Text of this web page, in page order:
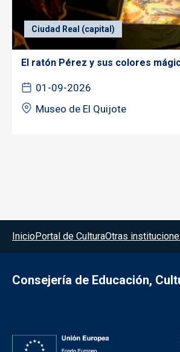
Ciudad Real (capital)
El ratón Pérez y sus colores
01-09-2026
Museo de El Quijote
Menú del pie
InicioPortal de CulturaOtras
Consejería de Educación,